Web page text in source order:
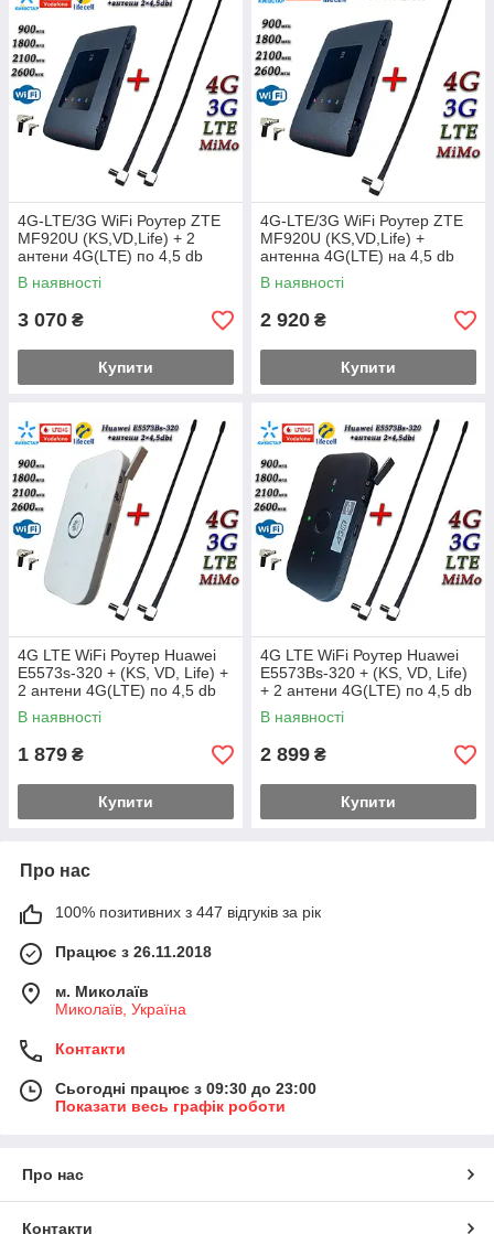
4G-LTE/3G WiFi Роутер ZTE
MF920U (KS,VD,Life) + 2
антени 4G(LTE) по 4,5 db
В наявності
3 070 ₴
Купити
4G-LTE/3G WiFi Роутер ZTE
MF920U (KS,VD,Life) +
антенна 4G(LTE) на 4,5 db
В наявності
2 920 ₴
Купити
4G LTE WiFi Роутер Huawei
E5573s-320 + (KS, VD, Life) +
2 антени 4G(LTE) по 4,5 db
В наявності
1 879 ₴
Купити
4G LTE WiFi Роутер Huawei
E5573Bs-320 + (KS, VD, Life)
+ 2 антени 4G(LTE) по 4,5 db
В наявності
2 899 ₴
Купити
Про нас
100% позитивних з 447 відгуків за рік
Працює з 26.11.2018
м. Миколаїв
Миколаїв, Україна
Контакти
Сьогодні працює з 09:30 до 23:00
Показати весь графік роботи
Про нас
Контакти